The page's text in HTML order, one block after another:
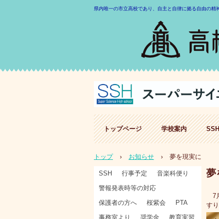
県内唯一の市立高校であり、自主と自律に拠る自由の
トップページ 学校案内 SSH
トップ › お知らせ › 夢を現実に
夢
7
す
SSH 行事予定
音楽科便り
警報発表時等の対応
保護者の方へ
桜紫会
PTA
事務室より
奨学金 教育実習